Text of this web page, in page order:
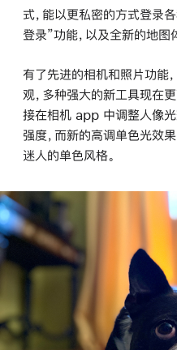
式，能以更私密的方式登
登录”功能，以及全新的地图
有了先进的相机和照片功能
观，多种强大的新工具现在
接在相机 app 中调整人像
强度，而新的高调单色光效
迷人的单色风格。